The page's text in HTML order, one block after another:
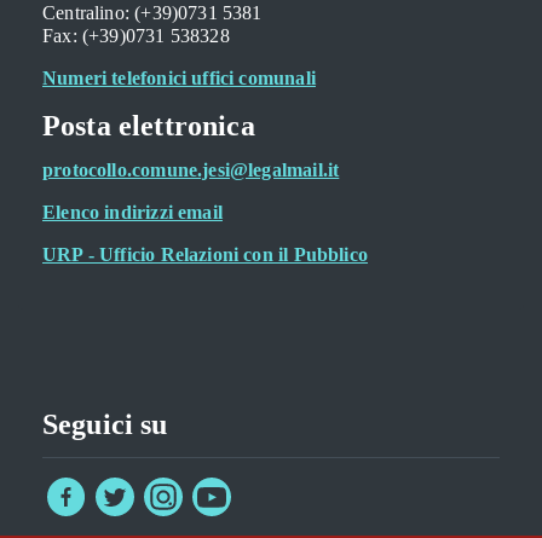
Centralino: (+39)0731 5381
Fax: (+39)0731 538328
Numeri telefonici uffici comunali
Posta elettronica
protocollo.comune.jesi@legalmail.it
Elenco indirizzi email
URP - Ufficio Relazioni con il Pubblico
Seguici su